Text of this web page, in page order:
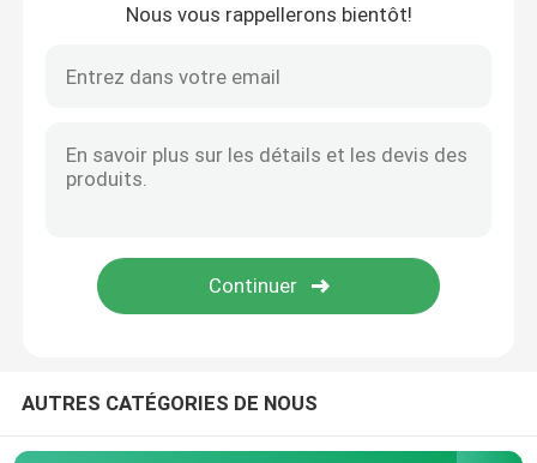
Générateur diesel de conteneur
Nous vous rappellerons bientôt!
AUTRES CATÉGORIES DE NOUS